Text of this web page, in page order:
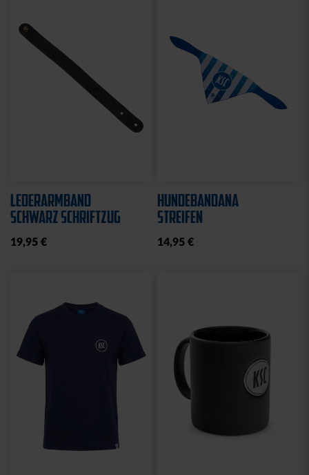
LEDERARMBAND
SCHWARZ SCHRIFTZUG
19,95 €
HUNDEBANDANA
STREIFEN
14,95 €